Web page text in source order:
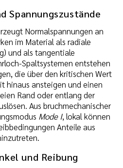
Spannungszustände
Normalspannungen an
im Material als radiale
und als tangentiale
Spaltsystemen entstehen
die über den kritischen Wert
hinaus ansteigen und einen
Rand oder entlang der
Aus bruchmechanischer
Mode I, lokal können
Anteile aus
und Reibung